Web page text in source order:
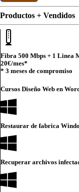
Productos + Vendidos
Fibra 500 Mbps + 1 Linea
20€/mes*
* 3 meses de compromiso
Cursos Diseño Web en
Restaurar de fabrica
Recuperar archivos